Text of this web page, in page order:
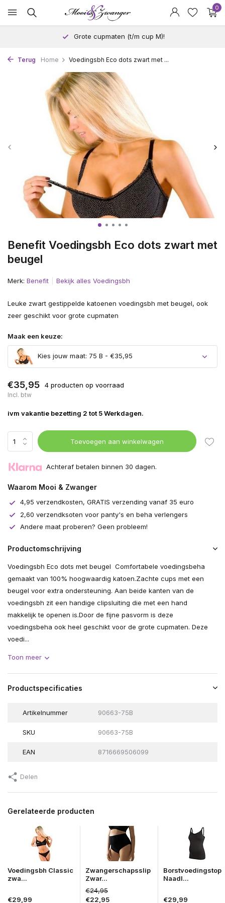
0
Grote cupmaten (t/m cup M)!
Terug Home Voedingsbh Eco dots zwart met ...
Benefit Voedingsbh Eco dots zwart met
beugel
Merk: Benefit Bekijk alles Voedingsbh
Leuke zwart gestippelde katoenen voedingsbh met beugel, ook
zeer geschikt voor grote cupmaten
Maak een keuze:
Kies jouw maat: 75 B - €35,95
€35,95 4 producten op voorraad
Incl. btw
ivm vakantie bezetting 2 tot 5 Werkdagen.
Toevoegen aan winkelwagen
Achteraf betalen binnen 30 dagen.
Waarom Mooi & Zwanger
4,95 verzendkosten, GRATIS verzending vanaf 35 euro
2,60 verzendksoten voor panty's en beha verlengers
Andere maat proberen? Geen probleem!
Productomschrijving
Voedingsbh Eco dots met beugel Comfortabele voedingsbeha
gemaakt van 100% hoogwaardig katoen.Zachte cups met een
beugel voor extra ondersteuning. Aan beide kanten van de
voedingsbh zit een handige clipsluiting die met een hand
makkelijk te openen is.Door de fijne pasvorm is deze
voedingsbeha ook heel geschikt voor de grote cupmaten. Deze
voedi...
Toon meer
Productspecificaties
Artikelnummer 90663-75B
SKU 90663-75B
EAN 8716669506099
Delen
Gerelateerde producten
Voedingsbh Classic
zwa...
€29,99
Zwangerschapsslip
Zwar...
€24,95
€22,95
Borstvoedingstop
Naadl...
€29,99